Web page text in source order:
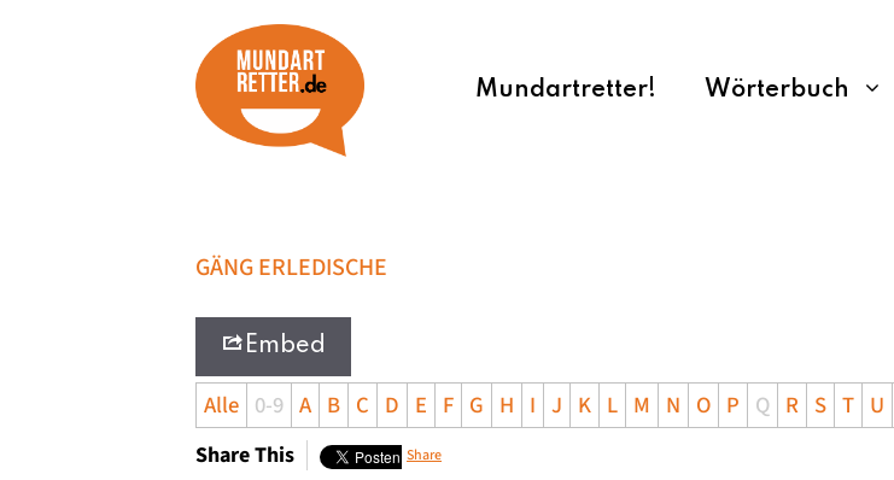
Mundartretter! Wörterbuch
GÄNG ERLEDISCHE
Embed
Alle 0-9 A B C D E F G H I J K L M N O P Q R S T U
Share This Share